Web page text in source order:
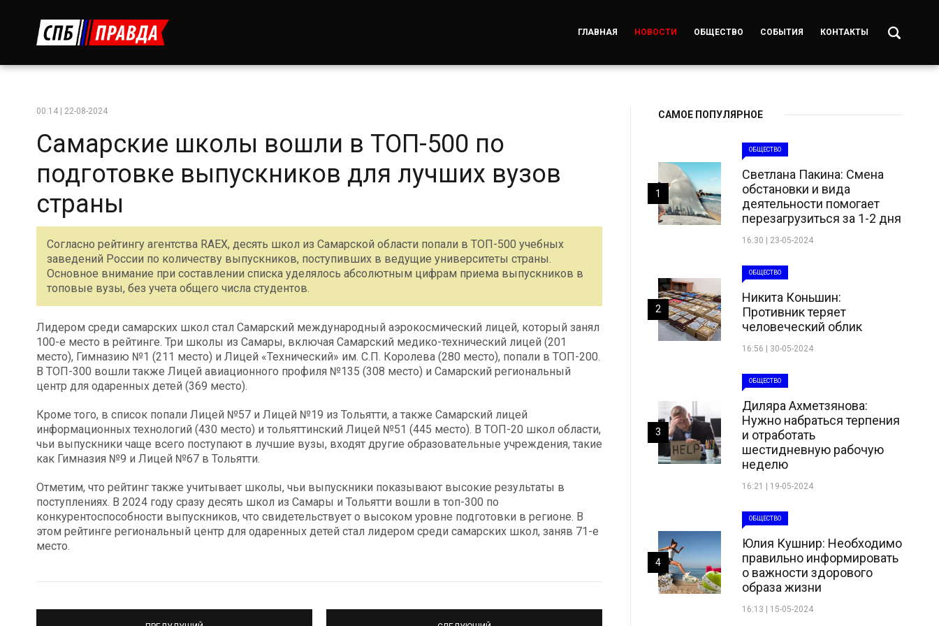
ГЛАВНАЯ НОВОСТИ ОБЩЕСТВО СОБЫТИЯ КОНТАКТЫ
00:14 | 22-08-2024
Самарские школы вошли в ТОП-500 по
подготовке выпускников для лучших вузов
страны
Согласно рейтингу агентства RAEX, десять школ из Самарской области попали в ТОП-500 учебных
заведений России по количеству выпускников, поступивших в ведущие университеты страны.
Основное внимание при составлении списка уделялось абсолютным цифрам приема выпускников в
топовые вузы, без учета общего числа студентов.
Лидером среди самарских школ стал Самарский международный аэрокосмический лицей, который занял
100-е место в рейтинге. Три школы из Самары, включая Самарский медико-технический лицей (201
место), Гимназию №1 (211 место) и Лицей «Технический» им. С.П. Королева (280 место), попали в ТОП-200.
В ТОП-300 вошли также Лицей авиационного профиля №135 (308 место) и Самарский региональный
центр для одаренных детей (369 место).
Кроме того, в список попали Лицей №57 и Лицей №19 из Тольятти, а также Самарский лицей
информационных технологий (430 место) и тольяттинский Лицей №51 (445 место). В ТОП-20 школ области,
чьи выпускники чаще всего поступают в лучшие вузы, входят другие образовательные учреждения, такие
как Гимназия №9 и Лицей №67 в Тольятти.
Отметим, что рейтинг также учитывает школы, чьи выпускники показывают высокие результаты в
поступлениях. В 2024 году сразу десять школ из Самары и Тольятти вошли в топ-300 по
конкурентоспособности выпускников, что свидетельствует о высоком уровне подготовки в регионе. В
этом рейтинге региональный центр для одаренных детей стал лидером среди самарских школ, заняв 71-е
место.
САМОЕ ПОПУЛЯРНОЕ
ОБЩЕСТВО
Светлана Пакина: Смена
обстановки и вида
деятельности помогает
перезагрузиться за 1-2 дня
16:30 | 23-05-2024
1
ОБЩЕСТВО
Никита Коньшин:
Противник теряет
человеческий облик
16:56 | 30-05-2024
2
ОБЩЕСТВО
Диляра Ахметзянова:
Нужно набраться терпения
и отработать
шестидневную рабочую
неделю
16:21 | 19-05-2024
3
ОБЩЕСТВО
Юлия Кушнир: Необходимо
правильно информировать
о важности здорового
образа жизни
16:13 | 15-05-2024
4